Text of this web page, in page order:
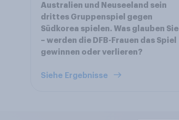
Australien und Neuseeland sein
drittes Gruppenspiel gegen
Südkorea spielen. Was glauben Sie
– werden die DFB-Frauen das Spiel
gewinnen oder verlieren?
Siehe Ergebnisse